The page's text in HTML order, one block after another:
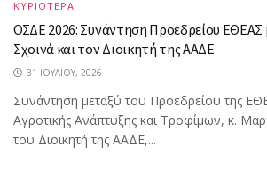
ΚΥΡΙΟΤΕΡΑ
ΟΣΔΕ 2026: Συνάντηση Προεδρείου ΕΘΕΑΣ
Σχοινά και τον Διοικητή της ΑΑΔΕ
31 ΙΟΥΛΊΟΥ, 2026
Συνάντηση μεταξύ του Προεδρείου της
Αγροτικής Ανάπτυξης και Τροφίμων, κ.
του Διοικητή της ΑΑΔΕ,...